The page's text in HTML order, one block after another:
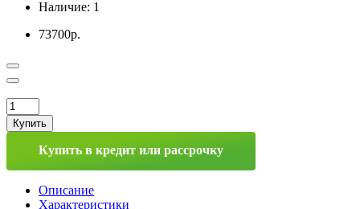
Наличие: 1
73700р.
Купить
Купить в кредит или рассрочку
Описание
Характеристики